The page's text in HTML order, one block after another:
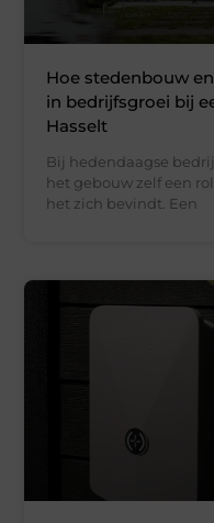
Hoe stedenbouw
in bedrijfsgroei bij
Hasselt
Bij hedendaagse
het gebouw zelf een
het zich bevindt. Een